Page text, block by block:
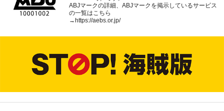
ABJマークの詳細、ABJマークを掲示しているサービス
の一覧はこちら
→https://aebs.or.jp/